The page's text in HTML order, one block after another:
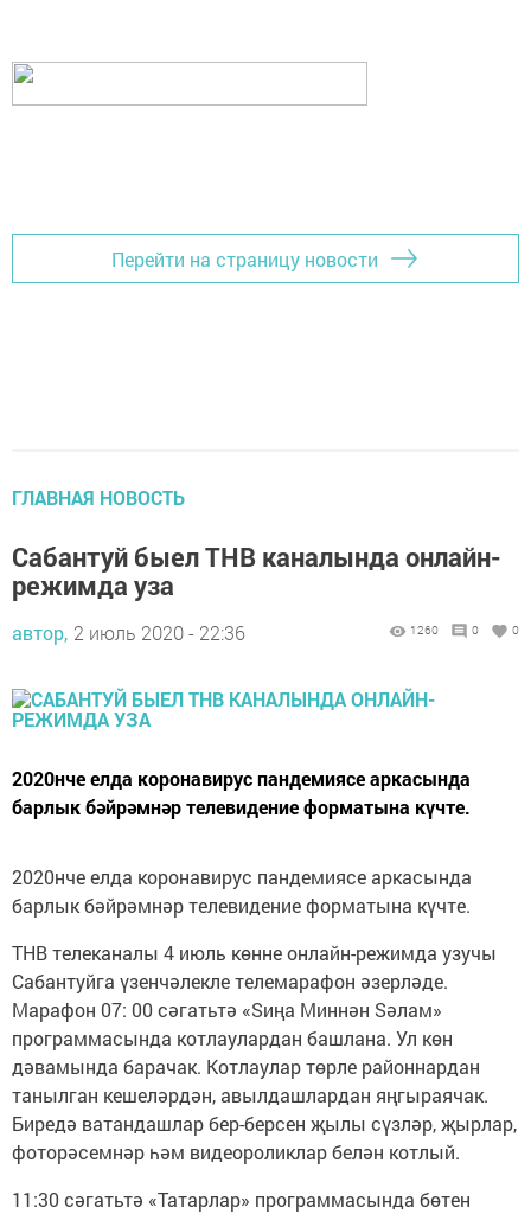
Перейти на страницу новости
ГЛАВНАЯ НОВОСТЬ
Сабантуй быел ТНВ каналында онлайн-
режимда уза
автор, 2 июль 2020 - 22:36 1260 0 0
2020нче елда коронавирус пандемиясе аркасында
барлык бәйрәмнәр телевидение форматына күчте.
2020нче елда коронавирус пандемиясе аркасында
барлык бәйрәмнәр телевидение форматына күчте.
ТНВ телеканалы 4 июль көнне онлайн-режимда узучы
Сабантуйга үзенчәлекле телемарафон әзерләде.
Марафон 07: 00 сәгатьтә «Sиңа Mиннән Sәлам»
программасында котлаулардан башлана. Ул көн
дәвамында барачак. Котлаулар төрле районнардан
танылган кешеләрдән, авылдашлардан яңгыраячак.
Биредә ватандашлар бер-берсен җылы сүзләр, җырлар,
фоторәсемнәр һәм видеороликлар белән котлый.
11:30 сәгатьтә «Татарлар» программасында бөтен